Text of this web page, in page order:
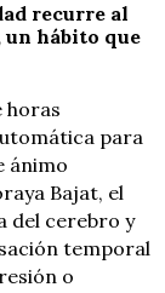
recurre al
hábito que
horas
para
ánimo
Bajat, el
del cerebro y
temporal
o